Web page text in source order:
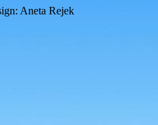
Aneta Rejek